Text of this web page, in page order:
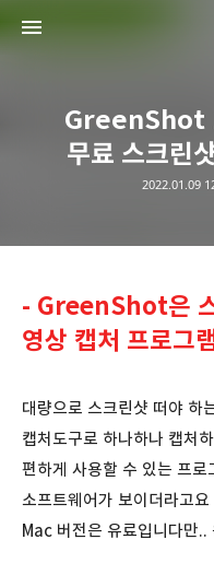
GreenShot
무료 스크린
2022.01.09
- GreenShot은
영상 캡처 프로그
대량으로 스크린샷 떠야 하
캡처도구로 하나하나 캡처
편하게 사용할 수 있는 프
소프트웨어가 보이더라고요
Mac 버전은 유료입니다만..